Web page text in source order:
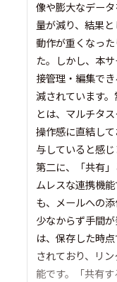
像や膨大なデー
量が減り、結果と
動作が重くなっ
た。しかし、本
接管理・編集で
減されています
とは、マルチタ
操作感に直結し
与していると感じ
第二に、「共有
ムレスな連携機
も、メールへの添
少なからず手間
は、保存した時
されており、リ
能です。「共有